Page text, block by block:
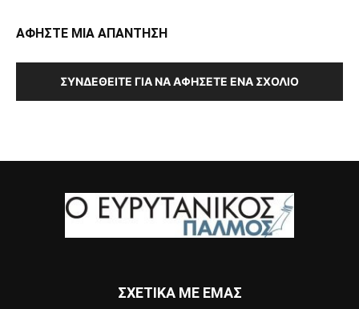
ΑΦΗΣΤΕ ΜΙΑ ΑΠΑΝΤΗΣΗ
ΣΥΝΔΕΘΕΊΤΕ ΓΙΑ ΝΑ ΑΦΉΣΕΤΕ ΈΝΑ ΣΧΌΛΙΟ
ΣΧΕΤΙΚΑ ΜΕ ΕΜΑΣ